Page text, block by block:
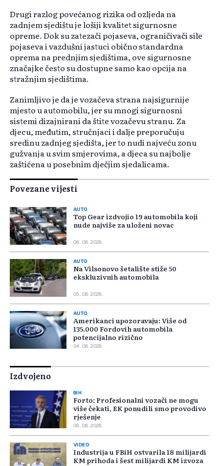
Drugi razlog povećanog rizika od ozljeda na
zadnjem sjedištu je lošiji kvalitet sigurnosne
opreme. Dok su zatezači pojaseva, ograničivači sile
pojaseva i vazdušni jastuci obično standardna
oprema na prednjim sjedištima, ove sigurnosne
značajke često su dostupne samo kao opcija na
stražnjim sjedištima.
Zanimljivo je da je vozačeva strana najsigurnije
mjesto u automobilu, jer su mnogi sigurnosni
sistemi dizajnirani da štite vozačevu stranu. Za
djecu, međutim, stručnjaci i dalje preporučuju
sredinu zadnjeg sjedišta, jer to nudi najveću zonu
gužvanja u svim smjerovima, a djeca su najbolje
zaštićena u posebnim dječjim sjedalicama.
Povezane vijesti
AUTO
Top Gear izdvojio 19 automobila koji
nude najviše za uloženi novac
06. 08. 2026.
AUTO
Na Vilsonovo šetalište stiže 50
ekskluzivnih automobila
05. 08. 2026.
AUTO
Amerikanci upozoravaju: Više od
135.000 Fordovih automobila
potencijalno rizično
04. 08. 2026.
Izdvojeno
BIH
Forto: Profesionalni vozači ne mogu
više čekati, EK ponudili smo provodivo
rješenje
06. 08. 2026.
VIDEO
Industrija u FBiH ostvarila 18 milijardi
KM prihoda i šest milijardi KM izvoza